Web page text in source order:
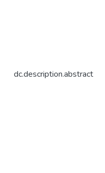
dc.description.abstract